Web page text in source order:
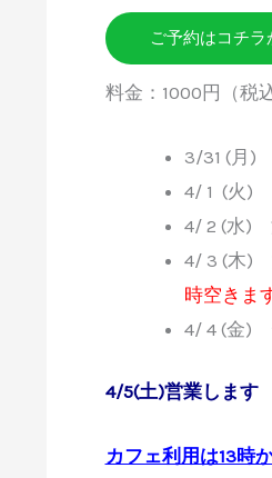
ご予約はコチ
料金：1000円（税
3/31 (月)
4/ 1 (火)
4/ 2 (水)
4/ 3 (木)
時空きま
4/ 4 (金)
4/5(土)営業します
カフェ利用は13時